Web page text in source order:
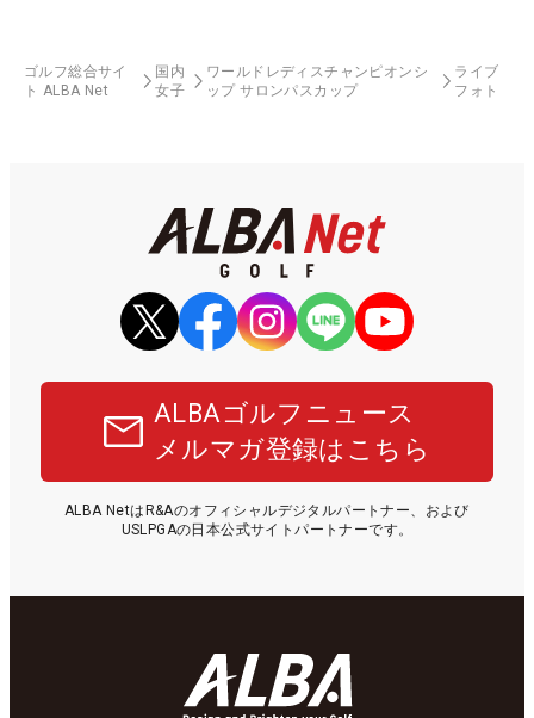
ゴルフ総合サイ
ト ALBA Net
国内
女子
ワールドレディスチャンピオンシ
ップ サロンパスカップ
ライブ
フォト
ALBAゴルフニュース
メルマガ登録はこちら
ALBA NetはR&Aのオフィシャルデジタルパートナー、および
USLPGAの日本公式サイトパートナーです。